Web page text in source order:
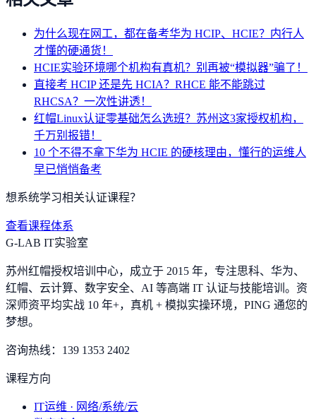
为什么现在网工，都在备考华为 HCIP、HCIE？内行人
才懂的硬通货！
HCIE实验环境哪个机构有真机？别再被“模拟器”骗了！
直接考 HCIP 还是先 HCIA？RHCE 能不能跳过
RHCSA？一次性讲透！
红帽Linux认证零基础怎么选班？苏州这3家授权机构，
千万别报错！
10 个不得不拿下华为 HCIE 的硬核理由，懂行的运维人
早已悄悄备考
想系统学习相关认证课程？
查看课程体系
G-LAB IT实验室
苏州红帽授权培训中心，成立于 2015 年，专注思科、华为、
红帽、云计算、数字安全、AI 等高端 IT 认证与技能培训。资
深师资平均实战 10 年+，真机 + 模拟实操环境， PING 通您的
梦想。
咨询热线： 139 1353 2402
课程方向
IT运维 · 网络/系统/云